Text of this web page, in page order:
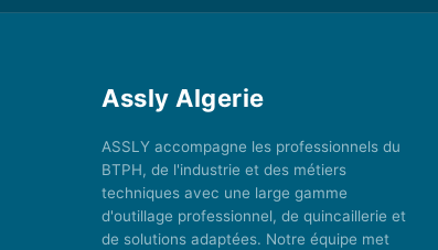
Assly Algerie
ASSLY accompagne les professionnels du
BTPH, de l'industrie et des métiers
techniques avec une large gamme
d'outillage professionnel, de quincaillerie et
de solutions adaptées. Notre équipe met